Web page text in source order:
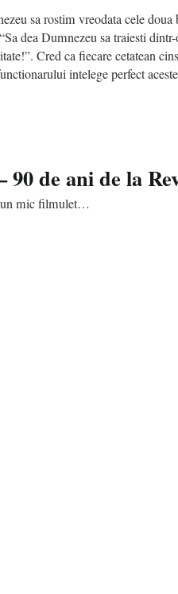
sa rostim vreodata cele
dea Dumnezeu sa traiesti
Cred ca fiecare cetatean
intelege perfect
90 de ani de la
mic filmulet…